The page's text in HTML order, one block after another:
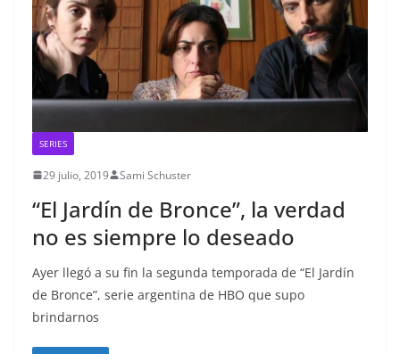
SERIES
29 julio, 2019 Sami Schuster
“El Jardín de Bronce”, la verdad
no es siempre lo deseado
Ayer llegó a su fin la segunda temporada de “El Jardín
de Bronce”, serie argentina de HBO que supo
brindarnos